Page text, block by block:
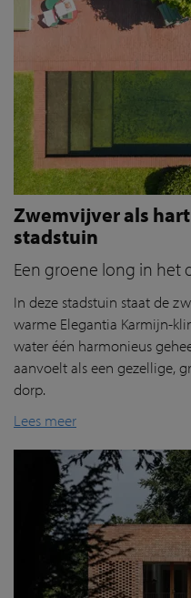
Zwemvijver als
stadstuin
Een groene long in het
In deze stadstuin staat de
warme Elegantia Karmijn-
water één harmonieus
aanvoelt als een gezellige,
dorp.
Lees meer